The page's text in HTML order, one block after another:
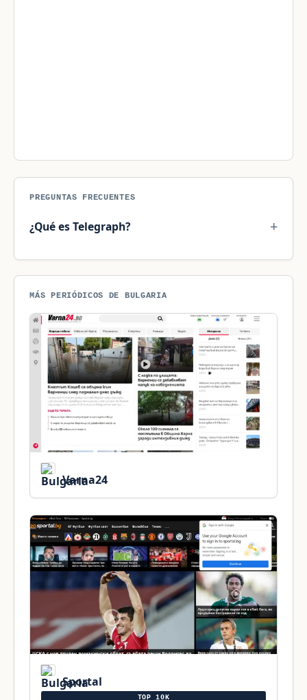
PREGUNTAS FRECUENTES
¿Qué es Telegraph?
MÁS PERIÓDICOS DE BULGARIA
Varna24
Sportal
TOP 10K